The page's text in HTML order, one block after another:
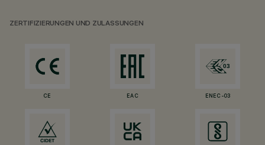
ZERTIFIZIERUNGEN UND ZULASSUNGEN
CE EAC ENEC-03